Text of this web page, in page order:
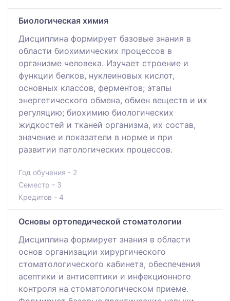
Биологическая химия
Дисциплина формирует базовые знания в
области биохимических процессов в
организме человека. Изучает строение и
функции белков, нуклеиновых кислот,
основных классов, ферментов; этапы
энергетического обмена, обмен веществ и их
регуляцию; биохимию биологических
жидкостей и тканей организма, их состав,
значение и показатели в норме и при
развитии патологических процессов.
Год обучения - 2
Семестр - 3
Кредитов - 4
Основы ортопедической стоматологии
Дисциплина формирует знания в области
основ организации хирургического
стоматологического кабинета, обеспечения
асептики и антисептики и инфекционного
контроля на стоматологическом приеме.